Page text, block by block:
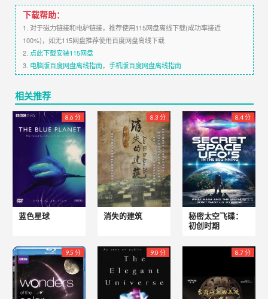
下载帮助：
1. 对于磁力链接和电驴链接，推荐使用115网盘离线下载(成功率接近
100%)，如无115网盘推荐使用百度网盘离线下载
2. 点此下载安装115网盘
3. 电脑版百度网盘离线指南， 手机版百度网盘离线指南
相关推荐
8.6 分
蓝色星球
8.3 分
消失的建筑
8.4 分
秘密太空飞碟：
初创时期
9.5 分 9.0 分 8.7 分